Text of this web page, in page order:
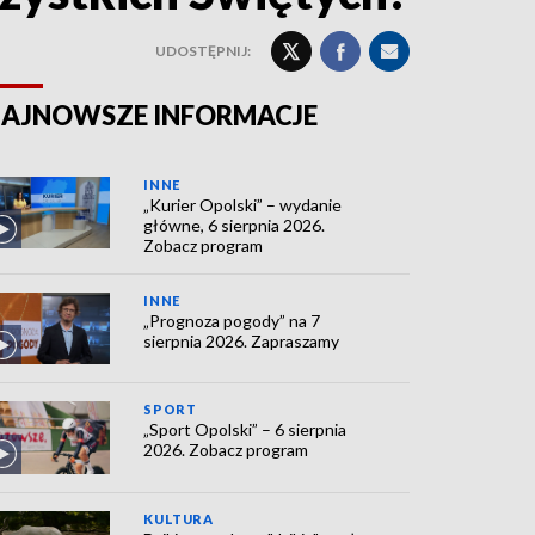
UDOSTĘPNIJ:
INFORMACJE
INNE
„Kurier Opolski” – wydanie
główne, 6 sierpnia 2026.
Zobacz program
INNE
„Prognoza pogody” na 7
sierpnia 2026. Zapraszamy
SPORT
„Sport Opolski” – 6 sierpnia
2026. Zobacz program
KULTURA